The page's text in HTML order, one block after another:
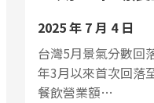
2025 年 7 月 4 日
台灣5月景氣分數回
年3月以來首次回落
餐飲營業額…